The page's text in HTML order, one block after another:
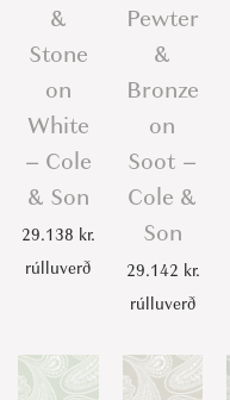
&
Stone
on
White
– Cole
& Son
29.138 kr.
rúlluverð
Pewter
&
Bronze
on
Soot –
Cole &
Son
29.142 kr.
rúlluverð